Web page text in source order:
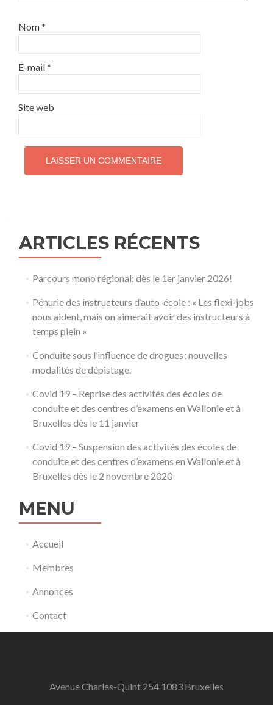
Nom*
E-mail*
Site web
ARTICLES RÉCENTS
Parcours mono régional: dès le 1er janvier 2026!
Pénurie des instructeurs d’auto-école : « Les flexi-jobs
nous aident, mais on aimerait avoir des instructeurs à
temps plein »
Conduite sous l’influence de drogues : nouvelles
modalités de dépistage.
Covid 19 – Reprise des activités des écoles de
conduite et des centres d’examens en Wallonie et à
Bruxelles dès le 11 janvier
Covid 19 – Suspension des activités des écoles de
conduite et des centres d’examens en Wallonie et à
Bruxelles dès le 2 novembre 2020
MENU
Accueil
Membres
Annonces
Contact
Avenue Charles-Quint 254 1083 Bruxelles